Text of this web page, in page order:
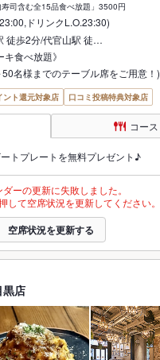
司含む全15品食べ放題」3500円
ドリンクL.O.23:30)
徒歩2分/代官山駅 徒…
食べ放題》
名様までのテーブル席をご用意！)
ント還元対象店 口コミ投稿特典対象店
コース
トプレートを無料プレゼント♪
ーの更新に失敗しました。
して空席状況を更新してください。
空席状況を更新する
黒店